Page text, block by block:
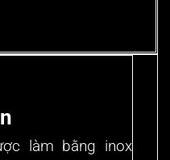
làm bằng inox